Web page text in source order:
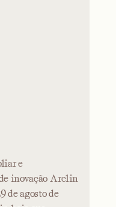
e
inovação Arclin
de agosto de